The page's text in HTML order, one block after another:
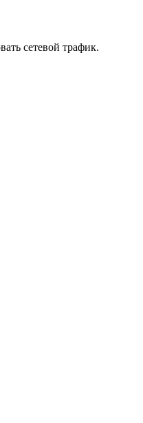
сетевой трафик.